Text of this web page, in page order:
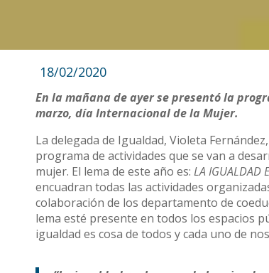
18/02/2020
En la mañana de ayer se presentó la
marzo, día Internacional de la Mujer.
La delegada de Igualdad, Violeta
programa de actividades que se van a
mujer. El lema de este año es:LA IGUALDAD
encuadran todas las actividades
colaboración de los departamento de
lema esté presente en todos los espacios
igualdad es cosa de todos y cada uno de